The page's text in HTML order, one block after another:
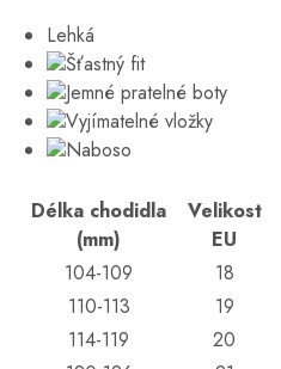
Lehká
Šťastný fit
Jemné pratelné boty
Vyjímatelné vložky
Naboso
Délka chodidla
(mm)
Velikost
EU
104-109
18
110-113
19
114-119
20